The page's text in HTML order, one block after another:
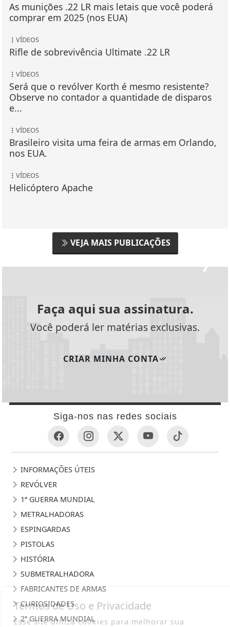
As munições .22 LR mais letais que você poderá
comprar em 2025 (nos EUA)
VÍDEOS
Rifle de sobrevivência Ultimate .22 LR
VÍDEOS
Será que o revólver Korth é mesmo resistente?
Observe no contador a quantidade de disparos
e...
VÍDEOS
Brasileiro visita uma feira de armas em Orlando,
nos EUA.
VÍDEOS
Helicóptero Apache
VEJA MAIS PUBLICAÇÕES
Faça aqui sua assinatura.
Você poderá ler matérias exclusivas.
CRIAR MINHA CONTA
Siga-nos nas redes sociais
INFORMAÇÕES ÚTEIS
REVÓLVER
1ª GUERRA MUNDIAL
METRALHADORAS
ESPINGARDAS
PISTOLAS
HISTÓRIA
SUBMETRALHADORA
FABRICANTES DE ARMAS
CURIOSIDADES
2ª GUERRA MUNDIAL
Termos de Uso e Privacidade
Esse site utiliza cookies para melhorar sua